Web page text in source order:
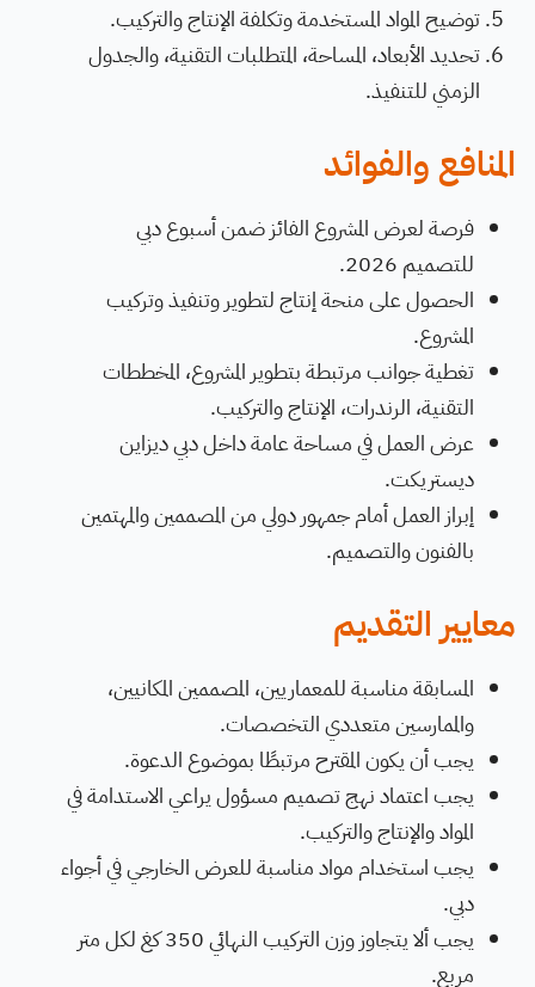
توضيح المواد المستخدمة وتكلفة الإنتاج والتركيب.
تحديد الأبعاد، المساحة، المتطلبات التقنية، والجدول
الزمني للتنفيذ.
المنافع والفوائد
فرصة لعرض المشروع الفائز ضمن أسبوع دبي
للتصميم 2026.
الحصول على منحة إنتاج لتطوير وتنفيذ وتركيب
المشروع.
تغطية جوانب مرتبطة بتطوير المشروع، المخططات
التقنية، الرندرات، الإنتاج والتركيب.
عرض العمل في مساحة عامة داخل دبي ديزاين
ديستريكت.
إبراز العمل أمام جمهور دولي من المصممين والمهتمين
بالفنون والتصميم.
معايير التقديم
المسابقة مناسبة للمعماريين، المصممين المكانيين،
والممارسين متعددي التخصصات.
يجب أن يكون المقترح مرتبطًا بموضوع الدعوة.
يجب اعتماد نهج تصميم مسؤول يراعي الاستدامة في
المواد والإنتاج والتركيب.
يجب استخدام مواد مناسبة للعرض الخارجي في أجواء
دبي.
يجب ألا يتجاوز وزن التركيب النهائي 350 كغ لكل متر
مربع.